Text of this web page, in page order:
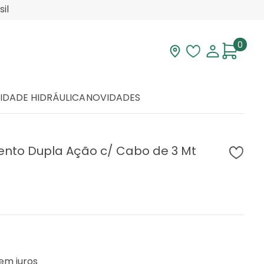
Visite nossa loja
Lista deMinha
0
HIDRÁULICANOVIDADES
Dupla Ação c/ Cabo de 3 Mt